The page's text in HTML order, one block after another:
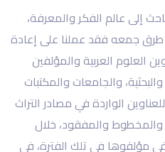
إلى عالم الفكر والمعرفة،
طرق جمعه فقد عملنا على إعادة
العلوم العربية والمؤلفين
والجامعات والمكتبات
الواردة في مصادر التراث
والمخطوط والمفقود، خلال
مؤلفوها في تلك الفترة، في